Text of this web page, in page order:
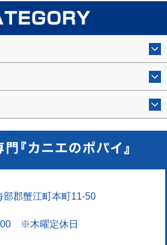
郡蟹江町本町11-50
※木曜定休日